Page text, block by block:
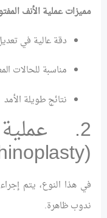
مميزات عملية الأنف
دقة عالية في
مناسبة للحالات
نتائج طويلة الأمد
2.
(Closed Rhinoplasty)
في هذا النوع، يتم
ندوب ظاهرة.